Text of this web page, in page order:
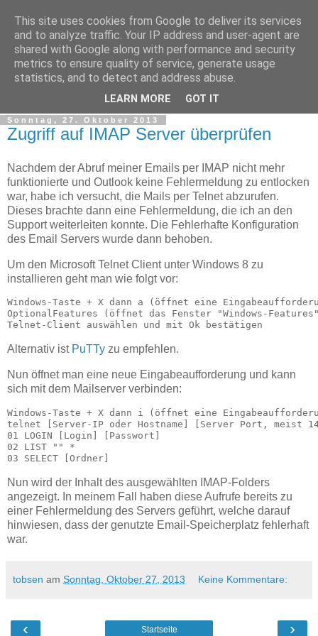
tobsen.de
Dinge die das Leben erleichtern, Wissenswertes, C# und
Sonntag, 27. Oktober 2013
Zugriff auf IMAP Server überprüfen
Nachdem der Abruf meiner Emails per IMAP nicht mehr
funktionierte und Outlook keine Fehlermeldung zu entlocken
war, habe ich versucht, die Mails per Telnet abzurufen.
Dieses brachte dann eine Fehlermeldung, die ich an den
Support weiterleiten konnte. Die Fehlerhafte Konfiguration
des Email Servers wurde dann behoben.
Um den Microsoft Telnet Client unter Windows 8 zu
installieren geht man wie folgt vor:
Windows-Taste + X dann a (öffnet eine
OptionalFeatures (öffnet das Fenster "Windows-
Telnet-Client auswählen und mit Ok bestätigen
Alternativ ist PuTTy zu empfehlen.
Nun öffnet man eine neue Eingabeaufforderung und kann
sich mit dem Mailserver verbinden:
Windows-Taste + X dann i (öffnet eine
telnet [Server-IP oder Hostname] [Server Port, meist
01 LOGIN [Login] [Passwort]
02 LIST "" *
03 SELECT [Ordner]
Nun wird der Inhalt des ausgewählten IMAP-Folders
angezeigt. In meinem Fall haben diese Aufrufe bereits zu
einer Fehlermeldung des Servers geführt, welche darauf
hinwiesen, dass der genutzte Email-Speicherplatz fehlerhaft
war.
tobsen am Sonntag, Oktober 27, 2013 Keine Kommentare:
‹ ›
Startseite
This site uses cookies from Google to deliver its services
and to analyze traffic. Your IP address and user-agent are
shared with Google along with performance and security
metrics to ensure quality of service, generate usage
statistics, and to detect and address abuse.
LEARN MORE GOT IT